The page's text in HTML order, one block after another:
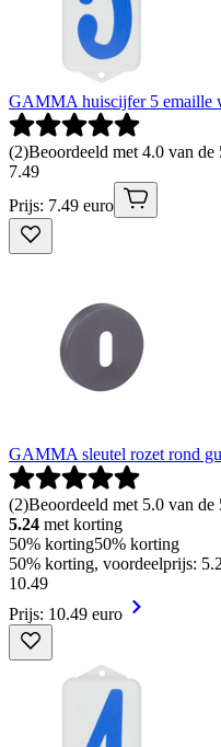
GAMMA huiscijfer 5 emaille
(2)Beoordeeld met 4.0 van
7.49
Prijs: 7.49 euro
GAMMA sleutel rozet rond
(2)Beoordeeld met 5.0 van
5.24 met korting
50% korting50% korting
50% korting, voordeelprijs:
10.49
Prijs: 10.49 euro